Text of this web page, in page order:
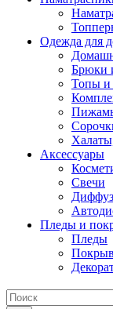
Одежда для
Брюки
Топы и
Аксессуары
Свечи
Пледы и
Пледы